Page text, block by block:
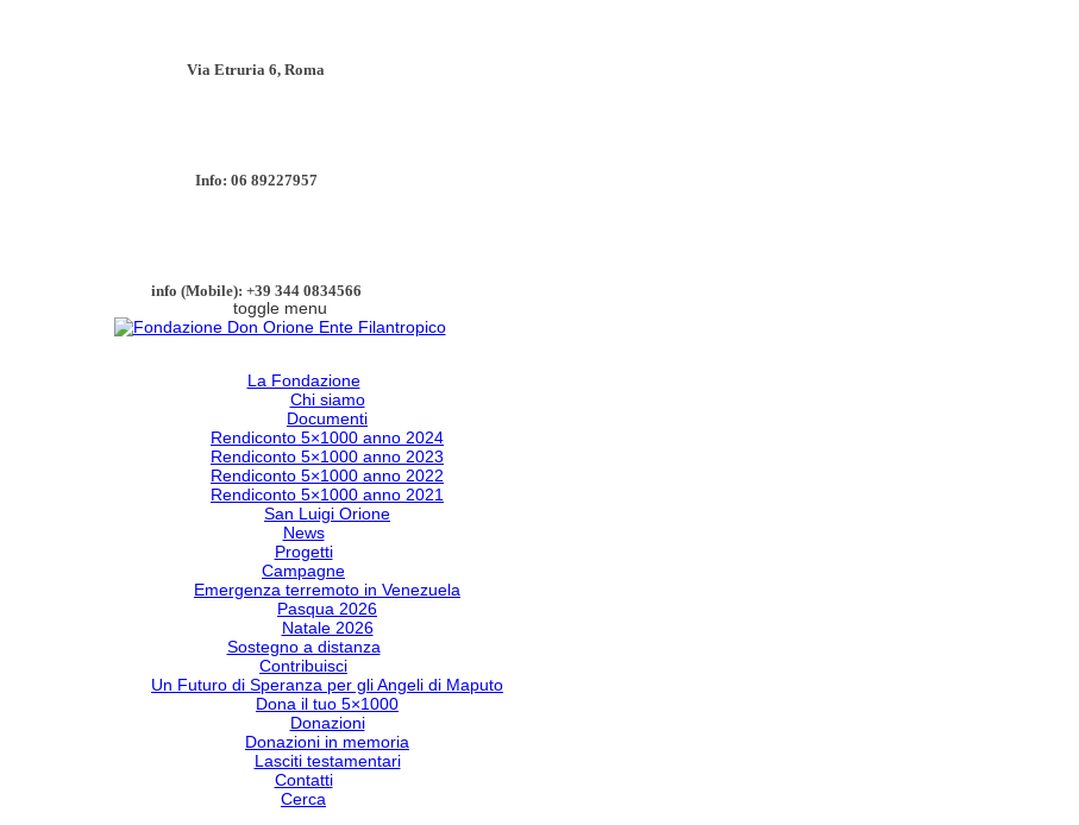
Via Etruria 6, Roma
Info: 06 89227957
info (Mobile): +39 344 0834566
toggle menu
La Fondazione
Chi siamo
Documenti
Rendiconto 5×1000 anno 2024
Rendiconto 5×1000 anno 2023
Rendiconto 5×1000 anno 2022
Rendiconto 5×1000 anno 2021
San Luigi Orione
News
Progetti
Campagne
Emergenza terremoto in Venezuela
Pasqua 2026
Natale 2026
Sostegno a distanza
Contribuisci
Un Futuro di Speranza per gli Angeli di Maputo
Dona il tuo 5×1000
Donazioni
Donazioni in memoria
Lasciti testamentari
Contatti
Cerca